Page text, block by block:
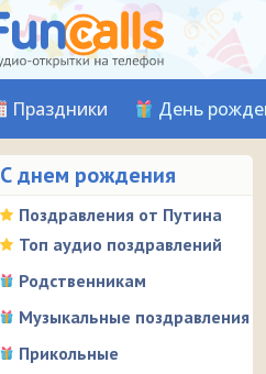
Праздники День
С днем рождения
Поздравления от Путина
Топ аудио поздравлений
Родственникам
Музыкальные поздравления
Прикольные